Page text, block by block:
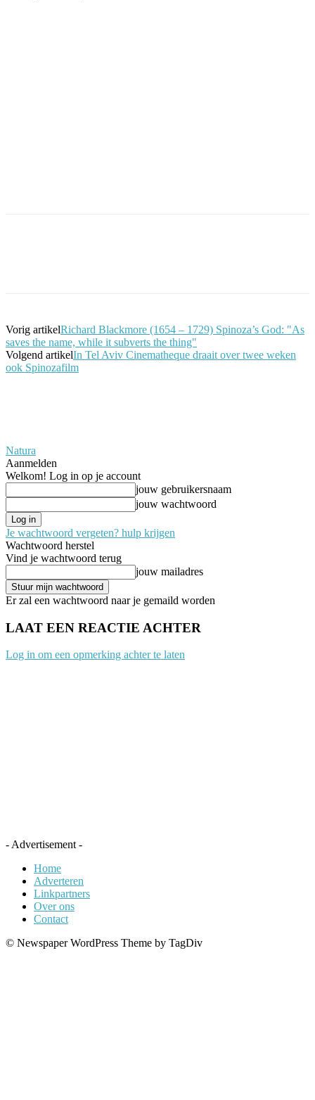
Vorig artikelRichard Blackmore (1654 – 1729) Spinoza’s God: "As
saves the name, while it subverts the thing"
Volgend artikelIn Tel Aviv Cinematheque draait over twee weken
ook Spinozafilm
Natura
Aanmelden
Welkom! Log in op je account
jouw gebruikersnaam
jouw wachtwoord
Je wachtwoord vergeten? hulp krijgen
Wachtwoord herstel
Vind je wachtwoord terug
jouw mailadres
Er zal een wachtwoord naar je gemaild worden
LAAT EEN REACTIE ACHTER
Log in om een opmerking achter te laten
- Advertisement -
Home
Adverteren
Linkpartners
Over ons
Contact
© Newspaper WordPress Theme by TagDiv